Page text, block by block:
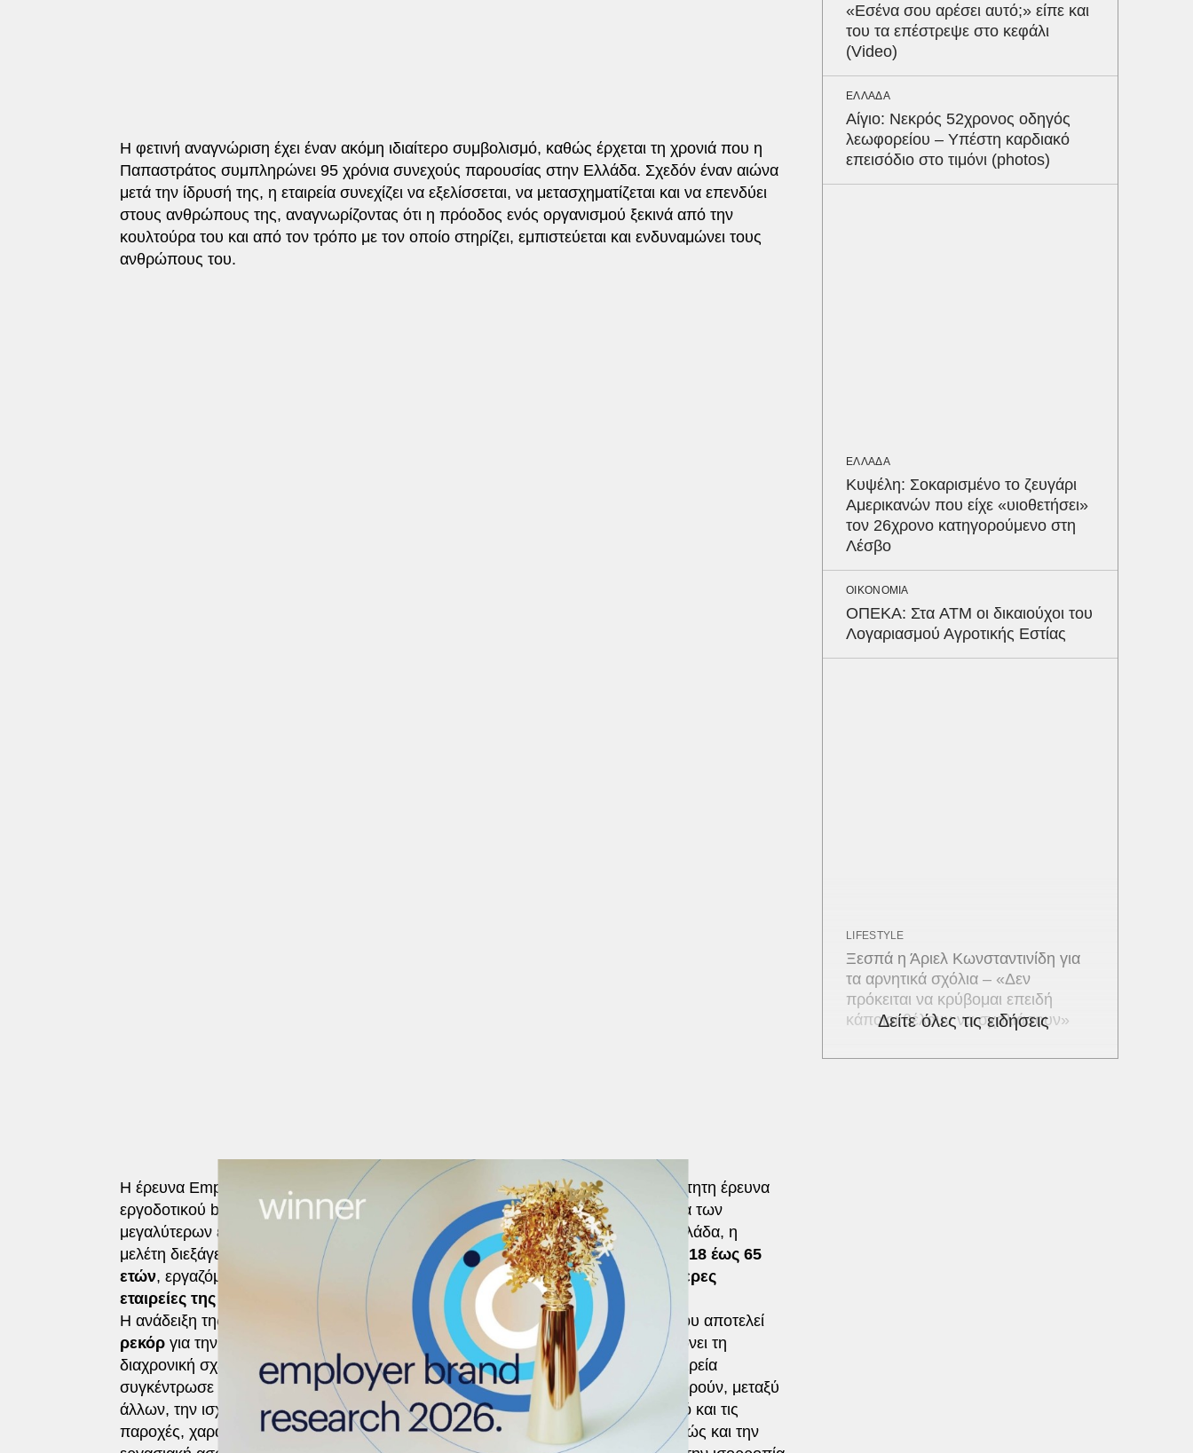
Η φετινή αναγνώριση έχει έναν ακόμη ιδιαίτερο συμβολισμό, καθώς έρχεται τη χρονιά που η
Παπαστράτος συμπληρώνει 95 χρόνια συνεχούς παρουσίας στην Ελλάδα. Σχεδόν έναν αιώνα
μετά την ίδρυσή της, η εταιρεία συνεχίζει να εξελίσσεται, να μετασχηματίζεται και να επενδύει
στους ανθρώπους της, αναγνωρίζοντας ότι η πρόοδος ενός οργανισμού ξεκινά από την
κουλτούρα του και από τον τρόπο με τον οποίο στηρίζει, εμπιστεύεται και ενδυναμώνει τους
ανθρώπους του.
Η έρευνα Employer Brand της Randstad (REBR) αποτελεί τη μεγαλύτερη ανεξάρτητη έρευνα
εργοδοτικού brand παγκοσμίως, καταγράφοντας την εικόνα και την ελκυστικότητα των
μεγαλύτερων εργοδοτών, όπως αυτή διαμορφώνεται από το ευρύ κοινό. Στην Ελλάδα, η
μελέτη διεξάγεται για 9η χρονιά και για το 2026 συμμετείχαν3.571άτομα, ηλικίας 18 έως 65
ετών, εργαζόμενοι, φοιτητές και άνεργοι, οι οποίοι αξιολόγησαν τις150 μεγαλύτερες
εταιρείες της χώρας
, βάσει αριθμού προσωπικού.
Η ανάδειξη της Παπαστράτος στην1η θέση για 6η συνεχή χρονιά επίδοση
που αποτελεί
ρεκόρ για την ελληνική αγορά στο πλαίσιο της συγκεκριμένης έρευνας, αποτυπώνει τη
διαχρονική σχέση εμπιστοσύνης της Παπαστράτος με την αγορά εργασίας. Η εταιρεία
συγκέντρωσε υψηλή αξιολόγηση στο σύνολο 12 κρίσιμων παραγόντων, που αφορούν, μεταξύ
άλλων, την ισχυρή διοίκηση και ηγεσία, την πολύ καλή φήμη, τον ελκυστικό μισθό και τις
παροχές, χαρακτηριστικά στα οποία κατέγραψε τις υψηλότερες βαθμολογίες, καθώς και την
«Εσένα σου αρέσει αυτό;» είπε και
του τα επέστρεψε στο κεφάλι
(Video)
ΕΛΛΑΔΑ
Αίγιο: Νεκρός 52χρονος οδηγός
λεωφορείου – Υπέστη καρδιακό
επεισόδιο στο τιμόνι (photos)
ΕΛΛΑΔΑ
Κυψέλη: Σοκαρισμένο το ζευγάρι
Αμερικανών που είχε «υιοθετήσει»
τον 26χρονο κατηγορούμενο στη
Λέσβο
ΟΙΚΟΝΟΜΙΑ
ΟΠΕΚΑ: Στα ATM οι δικαιούχοι του
Λογαριασμού Αγροτικής Εστίας
LIFESTYLE
Ξεσπά η Άριελ Κωνσταντινίδη για
τα αρνητικά σχόλια – «Δεν
πρόκειται να κρύβομαι επειδή
κάποιοι θέλουν να σχολιάσουν»
Δείτε όλες τις ειδήσεις